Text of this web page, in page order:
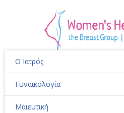
Ο Ιατρός
Γυναικολογία
Μαιευτική